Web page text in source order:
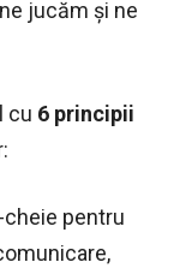
jucăm și ne
cu 6 principii
pentru